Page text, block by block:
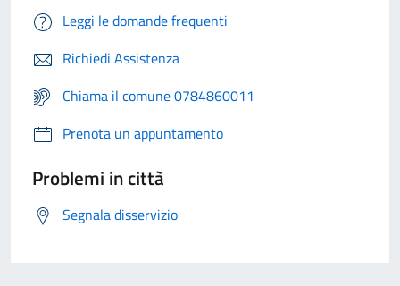
Leggi le domande frequenti
Richiedi Assistenza
Chiama il comune 0784860011
Prenota un appuntamento
Problemi in città
Segnala disservizio